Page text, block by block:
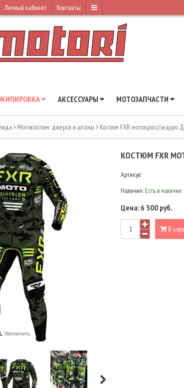
Личный кабинет Контакты
АКСЕССУАРЫ МОТОЗАПЧАСТИ
Мотокостюм: джерси и штаны Костюм FXR мотокросс/эндуро
Увеличить
КОСТЮМ FXR
Артикул:
Наличие: Есть в наличии
Цена: 6 500 руб.
В